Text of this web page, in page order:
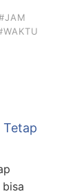
Tetap